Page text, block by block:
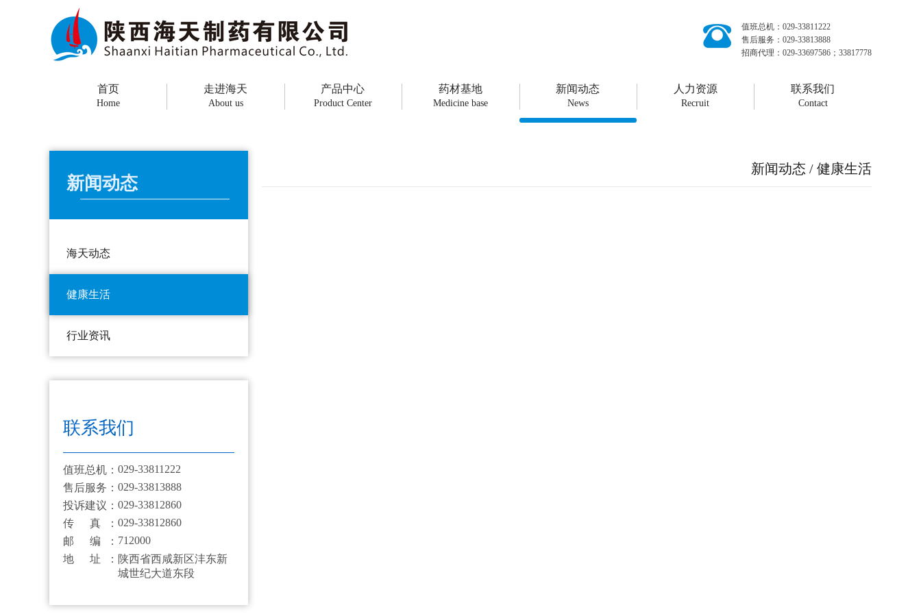
值班总机：029-33811222
售后服务：029-33813888
招商代理：029-33697586；33817778
首页
Home
走进海天
About us
产品中心
Product Center
药材基地
Medicine base
新闻动态
News
人力资源
Recruit
联系我们
Contact
新闻动态
海天动态
健康生活
行业资讯
联系我们
值班总机： 029-33811222
售后服务： 029-33813888
投诉建议： 029-33812860
传 真： 029-33812860
邮 编： 712000
地 址： 陕西省西咸新区沣东新
城世纪大道东段
新闻动态 / 健康生活